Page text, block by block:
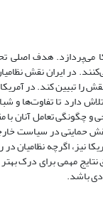
هدف اصلی
در ایران نقش
را تبیین کند. در
دارد تا تفاوت‌ها
تعامل آنان با
حمایتی در سیاست
اگرچه نظامیان
مهمی برای درک
باشد.